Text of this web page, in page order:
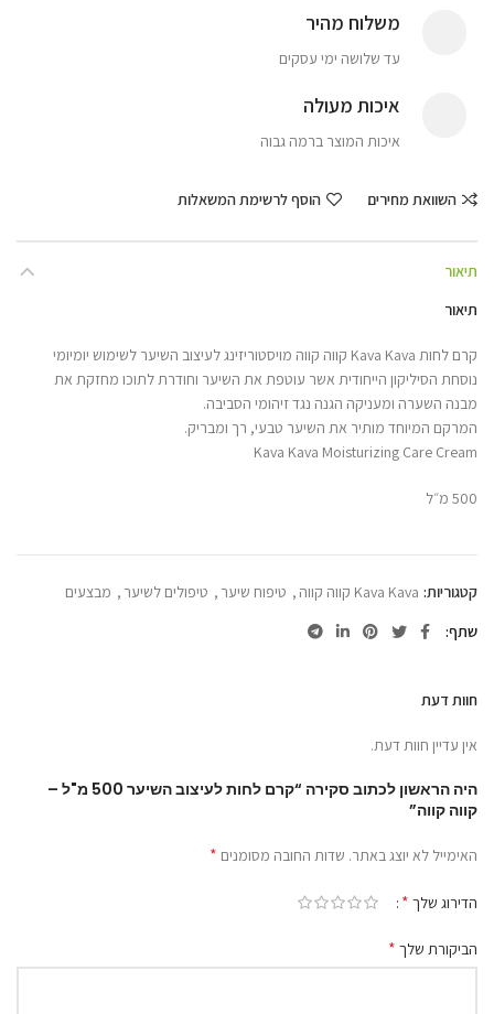
משלוח מהיר
עד שלושה ימי עסקים
איכות מעולה
איכות המוצר ברמה גבוה
השוואת מחירים הוסף לרשימת המשאלות
תיאור
תיאור
קרם לחות Kava Kava קווה קווה מויסטוריזינג לעיצוב השיער לשימוש יומיומי
נוסחת הסיליקון הייחודית אשר עוטפת את השיער וחודרת לתוכו מחזקת את
מבנה השערה ומעניקה הגנה נגד זיהומי הסביבה.
המרקם המיוחד מותיר את השיער טבעי, רך ומבריק.
Kava Kava Moisturizing Care Cream
500 מ״ל
קטגוריות: Kava Kava קווה קווה , טיפוח שיער , טיפולים לשיער , מבצעים
שתף
חוות דעת
אין עדיין חוות דעת.
היה הראשון לכתוב סקירה “קרם לחות לעיצוב השיער 500 מ"ל –
קווה קווה”
האימייל לא יוצג באתר. שדות החובה מסומנים *
הדירוג שלך *
הביקורת שלך *